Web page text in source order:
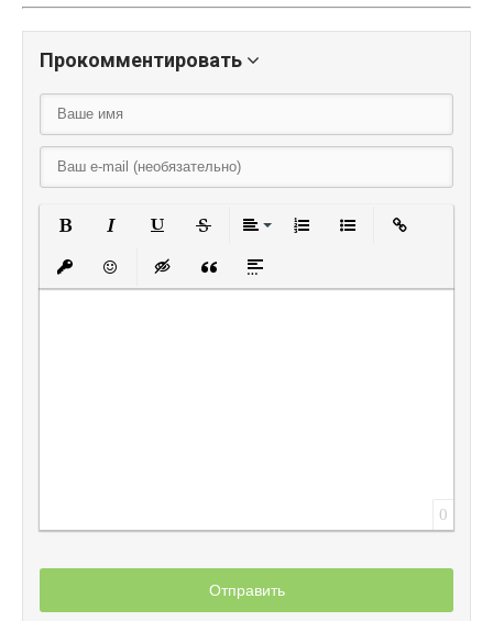
Прокомментировать
Вставить защищенную ссылку
Вставить смайлик
Вставка скрытого текста
Вставка цитаты
Вставка спойлера
0
Отправить